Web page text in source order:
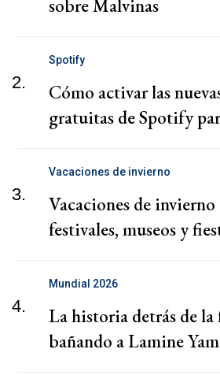
sobre Malvinas
2.
Spotify
Cómo activar las
gratuitas de Spotify
3.
Vacaciones de invierno
Vacaciones de
festivales, museos y
4.
Mundial 2026
La historia detrás de
bañando a Lamine